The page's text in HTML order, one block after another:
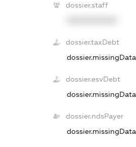
dossier.staff
dossier.taxDebt
dossier.missingData
dossier.esvDebt
dossier.missingData
dossier.ndsPayer
dossier.missingData